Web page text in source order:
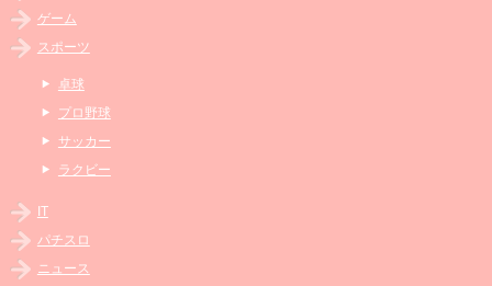
ゲーム
スポーツ
卓球
プロ野球
サッカー
ラクビー
IT
パチスロ
ニュース